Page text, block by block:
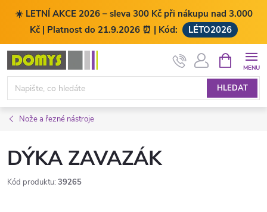
☀️ LETNÍ AKCE 2026 – sleva 300 Kč při nákupu nad 3.000
Kč | Platnost do 21.9.2026 ⏰ | Kód:
LÉTO2026
Přejít
obsah
HLEDAT
NÁKUPNÍ
KOŠÍK
Nože a řezné nástroje
DÝKA ZAVAZÁK
Kód produktu: 39265